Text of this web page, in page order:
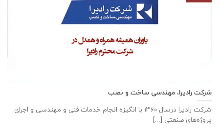
شرکت رادیرا، مهندسی ساخت و نصب
شرکت رادیرا درسال ۱۳۶۰ با انگیزه انجام خدمات فنی و مهندسی و اجرای
پروژه‌های صنعتی [...]